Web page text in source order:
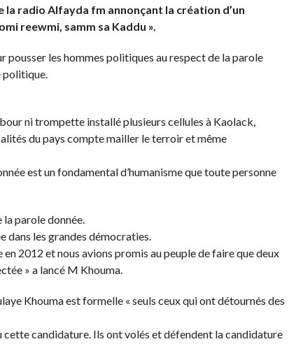
radio Alfayda fm annonçant la création d’un
reewmi, samm sa Kaddu ».
les hommes politiques au respect de la parole
politique.
ni trompette installé plusieurs cellules à Kaolack,
du pays compte mailler le terroir et même
est un fondamental d’humanisme que toute personne
parole donnée.
dans les grandes démocraties.
2012 et nous avions promis au peuple de faire que deux
» a lancé M Khouma.
Khouma est formelle « seuls ceux qui ont détournés des
cette candidature. Ils ont volés et défendent la candidature